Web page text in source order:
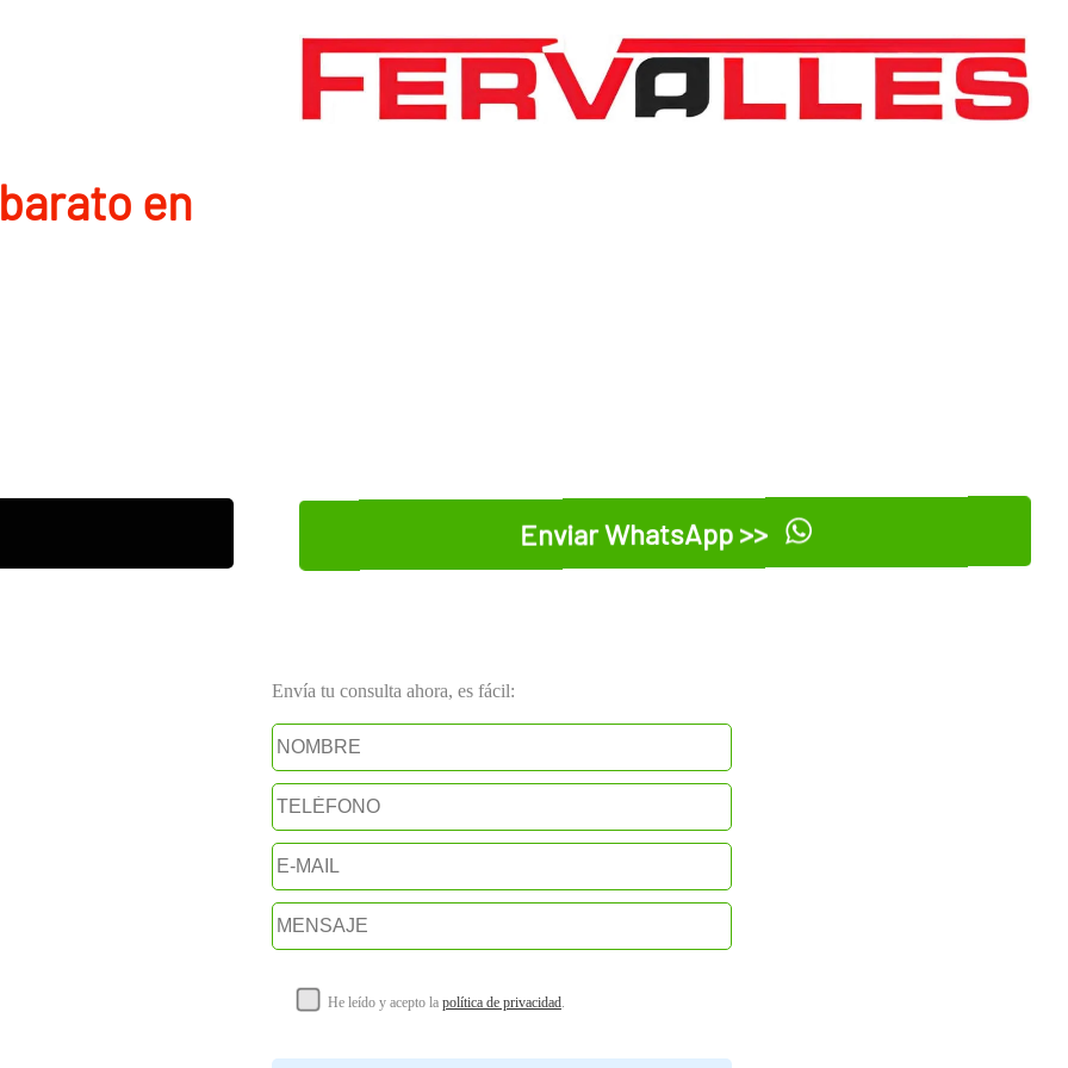
en
Enviar WhatsApp >>
Envía tu consulta ahora, es fácil:
He leído y acepto la política de privacidad.